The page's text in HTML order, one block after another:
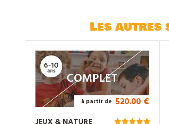
Les autres
COMPLET
6-10
ans
à partir de 520.00 €